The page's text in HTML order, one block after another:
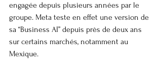
engagée depuis plusieurs années par le
groupe. Meta teste en effet une version de
sa “Business AI” depuis près de deux ans
sur certains marchés, notamment au
Mexique.